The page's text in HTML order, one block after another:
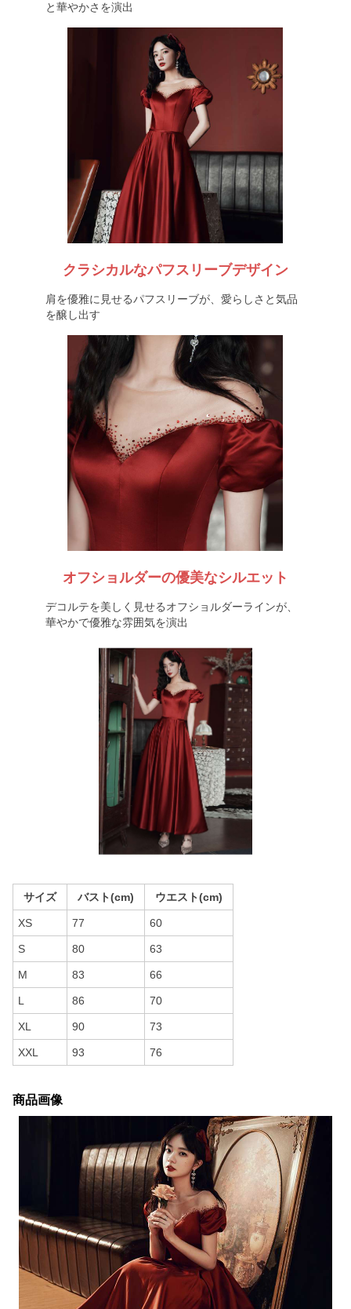
と華やかさを演出
クラシカルなパフスリーブデザイン
肩を優雅に見せるパフスリーブが、愛らしさと気品
を醸し出す
オフショルダーの優美なシルエット
デコルテを美しく見せるオフショルダーラインが、
華やかで優雅な雰囲気を演出
サイズ バスト(cm) ウエスト(cm)
XS 77 60
S 80 63
M 83 66
L 86 70
XL 90 73
XXL 93 76
商品画像